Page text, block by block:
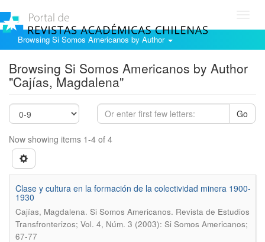
Browsing Si Somos Americanos by Author
Browsing Si Somos Americanos by Author
"Cajías, Magdalena"
Go
Now showing items 1-4 of 4
Clase y cultura en la formación de la colectividad minera 1900-
1930
Cajías, Magdalena. Si Somos Americanos. Revista de Estudios
Transfronterizos; Vol. 4, Núm. 3 (2003): Si Somos Americanos;
67-77